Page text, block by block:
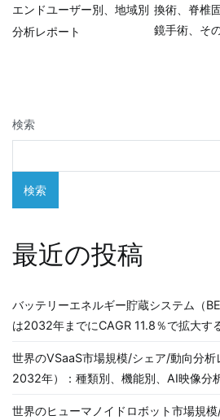
ナ
ー
ョ
エンドユーザー別、地域別
分析レポート
換術、脊椎
鏡手術、そ
検索
検索
最近の投稿
バッテリーエネルギー貯蔵システム（
は2032年までにCAGR 11.8％で拡大す
世界のVSaaS市場規模/シェア/動向分
2032年）：種類別、機能別、AI映像分
世界のヒューマノイドロボット市場規